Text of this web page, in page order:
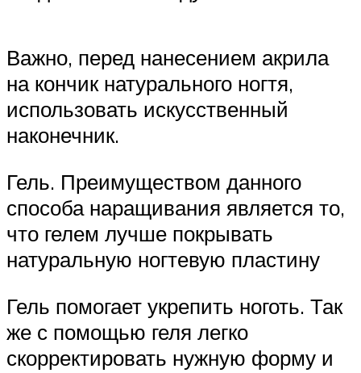
Важно, перед нанесением акрила
на кончик натурального ногтя,
использовать искусственный
наконечник.
Гель. Преимуществом данного
способа наращивания является то,
что гелем лучше покрывать
натуральную ногтевую пластину
Гель помогает укрепить ноготь. Так
же с помощью геля легко
скорректировать нужную форму и